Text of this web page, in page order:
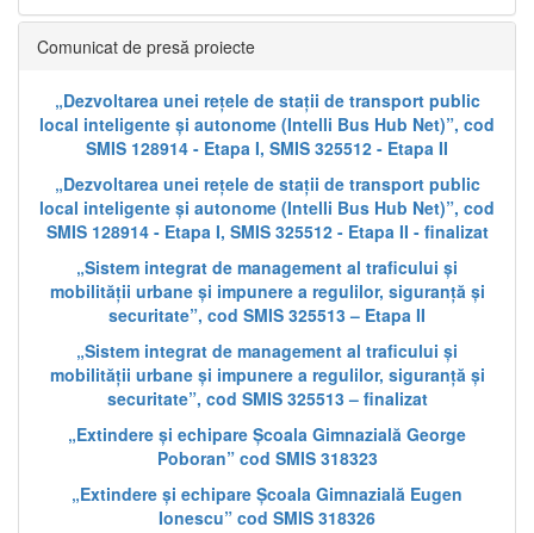
Comunicat de presă proiecte
„Dezvoltarea unei rețele de stații de transport public
local inteligente și autonome (Intelli Bus Hub Net)”, cod
SMIS 128914 - Etapa I, SMIS 325512 - Etapa II
„Dezvoltarea unei rețele de stații de transport public
local inteligente și autonome (Intelli Bus Hub Net)”, cod
SMIS 128914 - Etapa I, SMIS 325512 - Etapa II - finalizat
„Sistem integrat de management al traficului și
mobilității urbane și impunere a regulilor, siguranță și
securitate”, cod SMIS 325513 – Etapa II
„Sistem integrat de management al traficului și
mobilității urbane și impunere a regulilor, siguranță și
securitate”, cod SMIS 325513 – finalizat
„Extindere și echipare Școala Gimnazială George
Poboran” cod SMIS 318323
„Extindere și echipare Școala Gimnazială Eugen
Ionescu” cod SMIS 318326